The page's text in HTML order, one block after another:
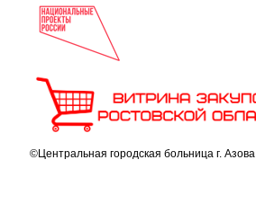
©Центральная городская больница г. Азова